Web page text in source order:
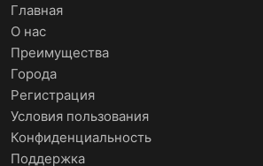
Главная
О нас
Преимущества
Города
Регистрация
Условия пользования
Конфиденциальность
Поддержка